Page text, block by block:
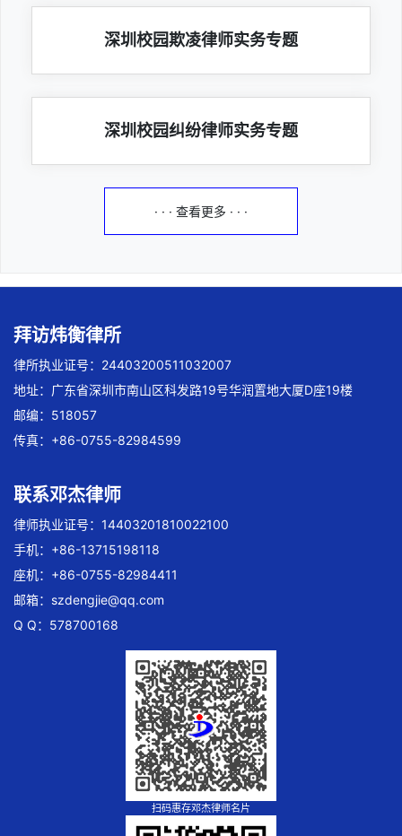
深圳校园欺凌律师实务专题
深圳校园纠纷律师实务专题
· · · 查看更多 · · ·
拜访炜衡律所
律所执业证号：24403200511032007
地址：广东省深圳市南山区科发路19号华润置地大厦D座19楼
邮编：518057
传真：+86-0755-82984599
联系邓杰律师
律师执业证号：14403201810022100
手机：+86-13715198118
座机：+86-0755-82984411
邮箱： szdengjie@qq.com
Q Q：578700168
扫码惠存邓杰律师名片